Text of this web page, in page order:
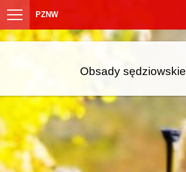
PZNW
Obsady sędziowskie